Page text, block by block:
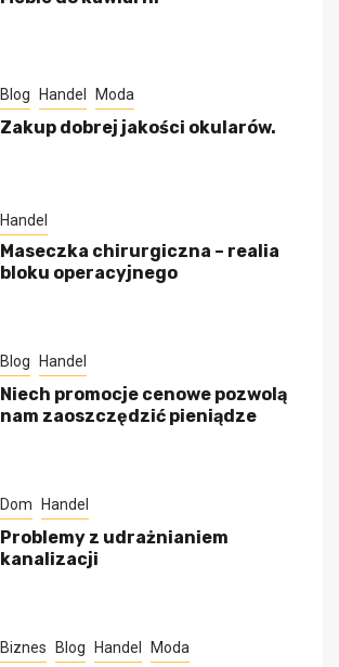
Blog Handel Moda
Zakup dobrej jakości okularów.
Handel
Maseczka chirurgiczna – realia
bloku operacyjnego
Blog Handel
Niech promocje cenowe pozwolą
nam zaoszczędzić pieniądze
Dom Handel
Problemy z udrażnianiem
kanalizacji
Biznes Blog Handel Moda